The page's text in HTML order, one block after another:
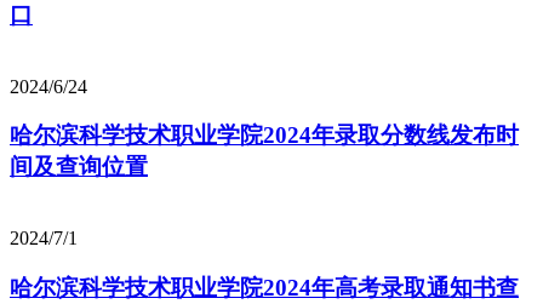
口
2024/6/24
哈尔滨科学技术职业学院2024年录取分数线发布时
间及查询位置
2024/7/1
哈尔滨科学技术职业学院2024年高考录取通知书查